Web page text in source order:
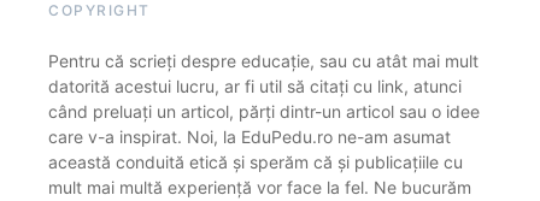
COPYRIGHT
Pentru că scrieți despre educație, sau cu atât mai mult
datorită acestui lucru, ar fi util să citați cu link, atunci
când preluați un articol, părți dintr-un articol sau o idee
care v-a inspirat. Noi, la EduPedu.ro ne-am asumat
această conduită etică și sperăm că și publicațiile cu
mult mai multă experiență vor face la fel. Ne bucurăm